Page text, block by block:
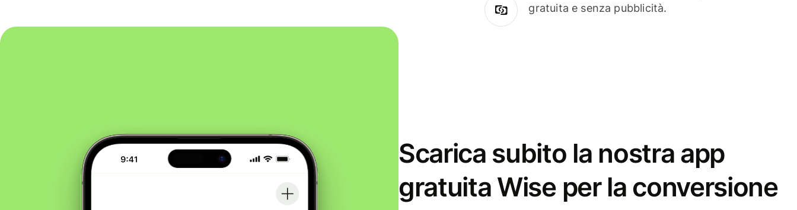
gratuita e senza pubblicità.
Scarica subito la nostra app
gratuita Wise per la conversione